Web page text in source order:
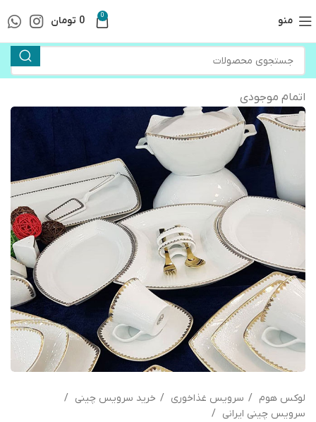
منو 0
0 تومان
اتمام موجودی
لوکس هوم سرویس غذاخوری
خرید سرویس چینی
سرویس چینی ایرانی